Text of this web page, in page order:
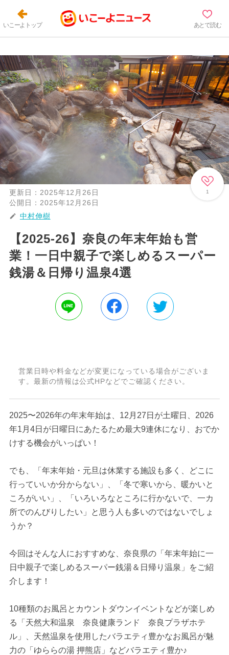
いこーよトップ あとで読む
1
更新日： 2025年12月26日
公開日： 2025年12月26日
中村伸樹
【2025-26】奈良の年末年始も営
業！一日中親子で楽しめるスーパー
銭湯＆日帰り温泉4選
営業日時や料金などが変更になっている場合がございま
す。最新の情報は公式HPなどでご確認ください。
2025〜2026年の年末年始は、12月27日が土曜日、2026
年1月4日が日曜日にあたるため最大9連休になり、おでか
けする機会がいっぱい！
でも、「年末年始・元旦は休業する施設も多く、どこに
行っていいか分からない」、「冬で寒いから、暖かいと
ころがいい」、「いろいろなところに行かないで、一カ
所でのんびりしたい」と思う人も多いのではないでしょ
うか？
今回はそんな人におすすめな、奈良県の「年末年始に一
日中親子で楽しめるスーパー銭湯＆日帰り温泉」をご紹
介します！
10種類のお風呂とカウントダウンイベントなどが楽しめ
る「天然大和温泉 奈良健康ランド 奈良プラザホテ
ル」、天然温泉を使用したバラエティ豊かなお風呂が魅
力の「ゆららの湯 押熊店」などバラエティ豊か♪